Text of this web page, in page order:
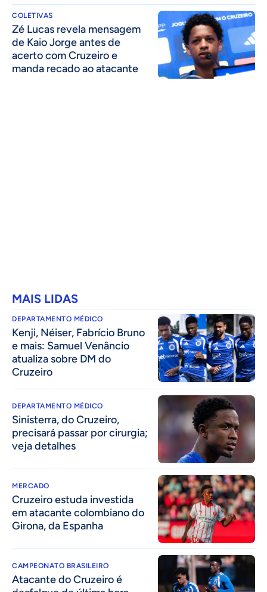
COLETIVAS
Zé Lucas revela mensagem
de Kaio Jorge antes de
acerto com Cruzeiro e
manda recado ao atacante
MAIS LIDAS
DEPARTAMENTO MÉDICO
Kenji, Néiser, Fabrício Bruno
e mais: Samuel Venâncio
atualiza sobre DM do
Cruzeiro
DEPARTAMENTO MÉDICO
Sinisterra, do Cruzeiro,
precisará passar por cirurgia;
veja detalhes
MERCADO
Cruzeiro estuda investida
em atacante colombiano do
Girona, da Espanha
CAMPEONATO BRASILEIRO
Atacante do Cruzeiro é